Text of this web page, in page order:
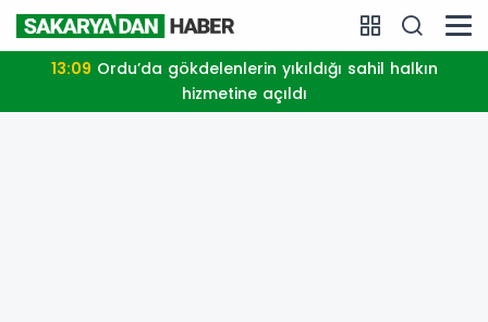
13:09
hizmetine açıldı